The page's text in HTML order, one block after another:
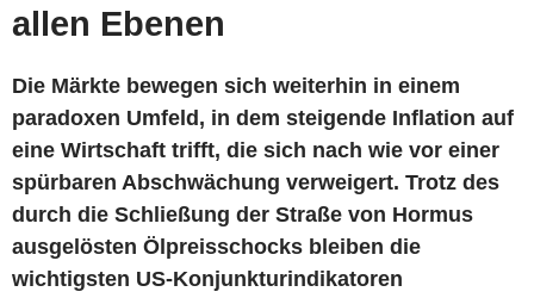
allen Ebenen
Die Märkte bewegen sich weiterhin in einem
paradoxen Umfeld, in dem steigende Inflation auf
eine Wirtschaft trifft, die sich nach wie vor einer
spürbaren Abschwächung verweigert. Trotz des
durch die Schließung der Straße von Hormus
ausgelösten Ölpreisschocks bleiben die
wichtigsten US-Konjunkturindikatoren